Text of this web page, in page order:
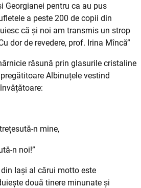
Georgianei pentru ca au pus
a peste 200 de copii din
că și noi am transmis un strop
dor de revedere, prof. Irina Mîncă”
răsună prin glasurile cristaline
Albinuțele vestind
n mine,
n noi!”
Iași al cărui motto este
două tinere minunate și